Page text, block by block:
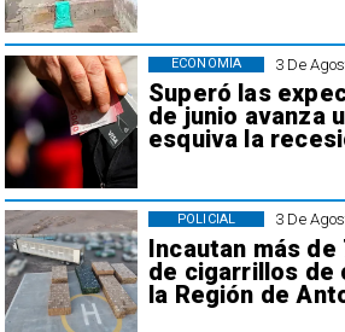
3 De
Superó las
de junio avanza
esquiva la
ECONOMÍA
3 De
Incautan más
de cigarrillos de
la Región de
POLICIAL